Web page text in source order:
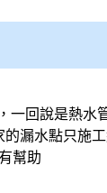
回說是熱水
漏水點只施
幫助